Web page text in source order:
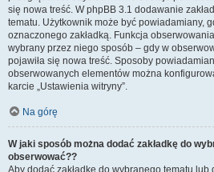
się nowa treść. W phpBB 3.1 dodawanie
tematu. Użytkownik może być powiadamiany,
oznaczonego zakładką. Funkcja
wybrany przez niego sposób – gdy w
pojawiła się nowa treść. Sposoby
obserwowanych elementów można
karcie „Ustawienia witryny”.
Na górę
W jaki sposób można dodać zakładkę do
obserwować??
Aby dodać zakładkę do wybranego tematu